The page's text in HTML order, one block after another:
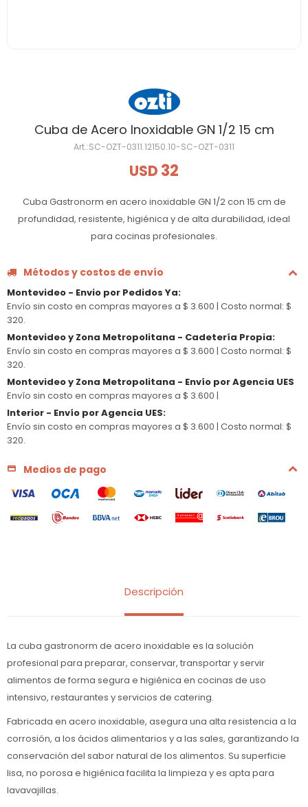
Cuba de Acero Inoxidable GN 1/2 15 cm
SC-OZT-0311.12150.10-SC-OZT-0311
USD 32
Cuba Gastronorm en acero inoxidable GN 1/2 con 15 cm de
profundidad, resistente, higiénica y de alta durabilidad, ideal
para cocinas profesionales.
Métodos y costos de envío
Montevideo - Envio por Pedidos Ya:
Envío sin costo en compras mayores a $ 3.600 | Costo normal: $
320.
Montevideo y Zona Metropolitana - Cadetería Propia:
Envío sin costo en compras mayores a $ 3.600 | Costo normal: $
320.
Montevideo y Zona Metropolitana - Envío por Agencia UES
Envío sin costo en compras mayores a $ 3.600 |
Interior - Envío por Agencia UES:
Envío sin costo en compras mayores a $ 3.600 | Costo normal: $
320.
Medios de pago
Descripción
La cuba gastronorm de acero inoxidable es la solución
profesional para preparar, conservar, transportar y servir
alimentos de forma segura e higiénica en cocinas de uso
intensivo, restaurantes y servicios de catering.
Fabricada en acero inoxidable, asegura una alta resistencia a la
corrosión, a los ácidos alimentarios y a las sales, garantizando la
conservación del sabor natural de los alimentos. Su superficie
lisa, no porosa e higiénica facilita la limpieza y es apta para
lavavajillas.